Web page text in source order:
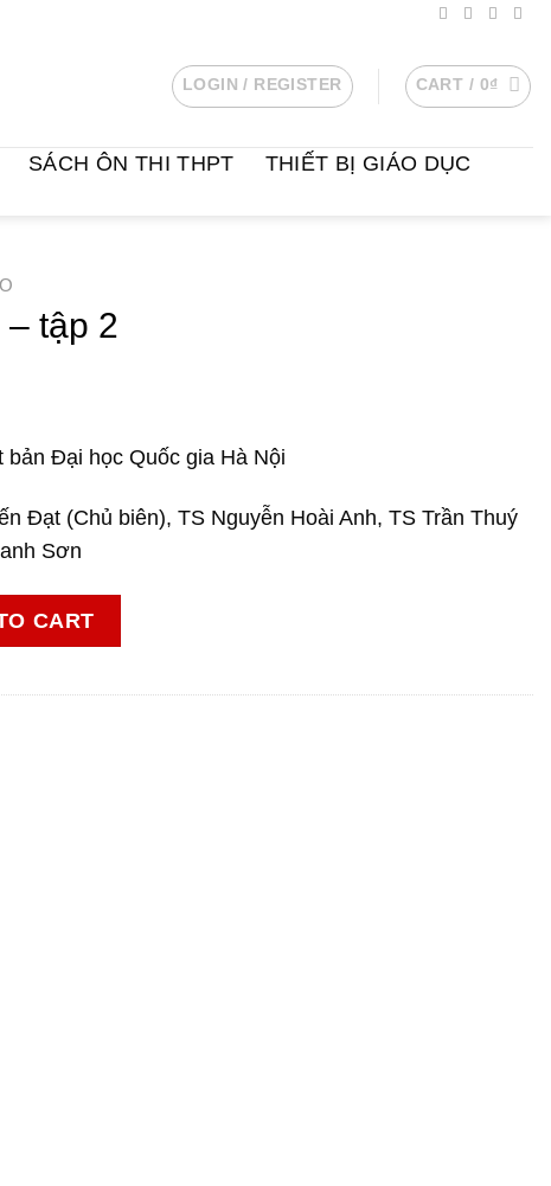
LOGIN / REGISTER CART / 0₫
SÁCH ÔN THI THPT
THIẾT BỊ GIÁO DỤC
– tập 2
bản Đại học Quốc gia Hà Nội
Đạt (Chủ biên), TS Nguyễn Hoài Anh, TS Trần Thuý
Sơn
CART